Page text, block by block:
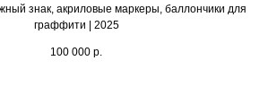
знак, акриловые маркеры, баллончики для
граффити | 2025
100 000 р.